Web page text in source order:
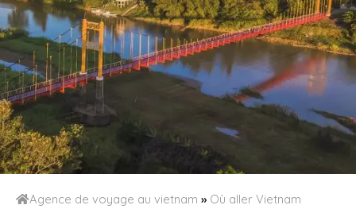
Agence de voyage au vietnam » Où aller Vietnam